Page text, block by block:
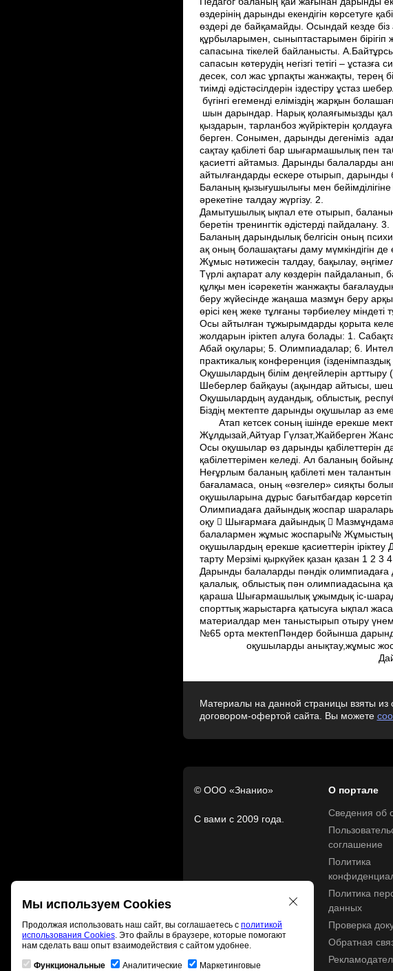
Материалы на данной страницы взяты из
договором-офертой сайта. Вы можете
© ООО «Знанио»
С вами с 2009 года.
О портале
Сведения об
соглашение
Политика
Политика
данных
Проверка
Обратная
Мы используем Cookies
Продолжая использовать наш сайт, вы соглашаетесь с политикой
использования Cookies. Это файлы в браузере, которые помогают
нам сделать ваш опыт взаимодействия с сайтом удобнее.
Функциональные Аналитические Маркетинговые